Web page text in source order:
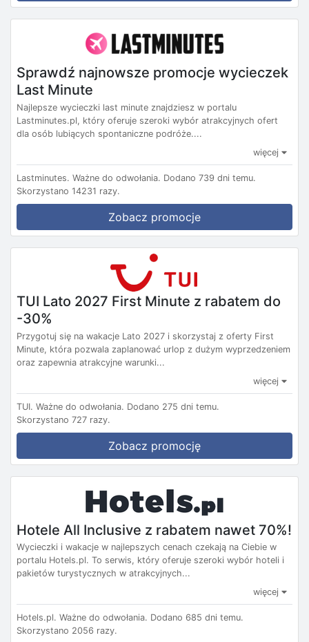
Sprawdź najnowsze promocje wycieczek
Last Minute
Najlepsze wycieczki last minute znajdziesz w portalu
Lastminutes.pl, który oferuje szeroki wybór atrakcyjnych ofert
dla osób lubiących spontaniczne podróże....
więcej
Lastminutes. Ważne do odwołania. Dodano 739 dni temu.
Skorzystano 14231 razy.
Zobacz promocje
TUI Lato 2027 First Minute z rabatem do
-30%
Przygotuj się na wakacje Lato 2027 i skorzystaj z oferty First
Minute, która pozwala zaplanować urlop z dużym wyprzedzeniem
oraz zapewnia atrakcyjne warunki...
więcej
TUI. Ważne do odwołania. Dodano 275 dni temu.
Skorzystano 727 razy.
Zobacz promocję
Hotele All Inclusive z rabatem nawet 70%!
Wycieczki i wakacje w najlepszych cenach czekają na Ciebie w
portalu Hotels.pl. To serwis, który oferuje szeroki wybór hoteli i
pakietów turystycznych w atrakcyjnych...
więcej
Hotels.pl. Ważne do odwołania. Dodano 685 dni temu.
Skorzystano 2056 razy.